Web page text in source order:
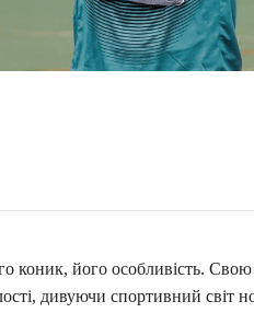
його особливість. Свою
дивуючи спортивний світ